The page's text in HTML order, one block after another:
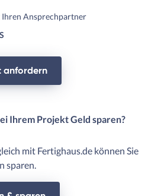
Ihren Ansprechpartner
anfordern
Ihrem Projekt Geld sparen?
mit Fertighaus.de können Sie
sparen.